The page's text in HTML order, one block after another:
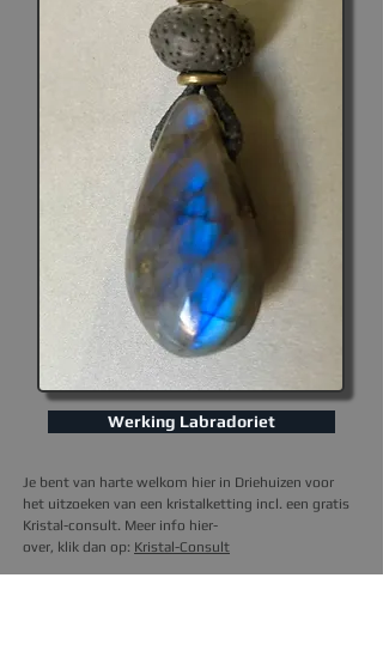
Werking Labradoriet
Je bent van harte welkom hier in Driehuizen voor
het uitzoeken van een kristalketting incl. een gratis
Kristal-consult. Meer info hier-
over, klik dan op: Kristal-Consult